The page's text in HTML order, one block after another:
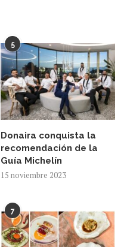
5
Donaira conquista la
recomendación de la
Guía Michelín
15 noviembre 2023
7